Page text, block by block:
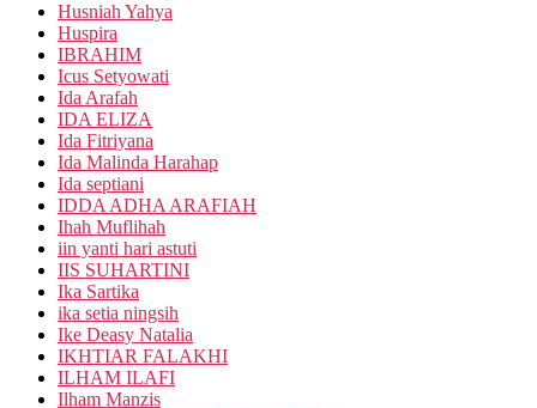
Husniah Yahya
Huspira
IBRAHIM
Icus Setyowati
Ida Arafah
IDA ELIZA
Ida Fitriyana
Ida Malinda Harahap
Ida septiani
IDDA ADHA ARAFIAH
Ihah Muflihah
iin yanti hari astuti
IIS SUHARTINI
Ika Sartika
ika setia ningsih
Ike Deasy Natalia
IKHTIAR FALAKHI
ILHAM ILAFI
Ilham Manzis